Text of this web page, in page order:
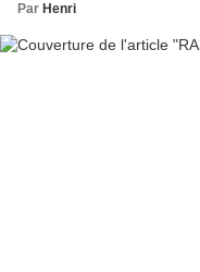
Par Henri